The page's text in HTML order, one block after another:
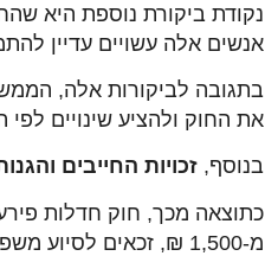
נקודת ביקורת נוספת היא
אנשים אלה עשויים עדיין
את החוק ולהציע שינויים
בנוסף, זכויות החייבים
כתוצאה מכך, חוק חדלות
מ-1,500 ₪, זכאים